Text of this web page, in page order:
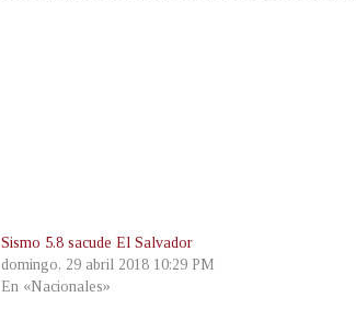
Sismo 5.8 sacude El Salvador
domingo, 29 abril 2018 10:29 PM
En «Nacionales»